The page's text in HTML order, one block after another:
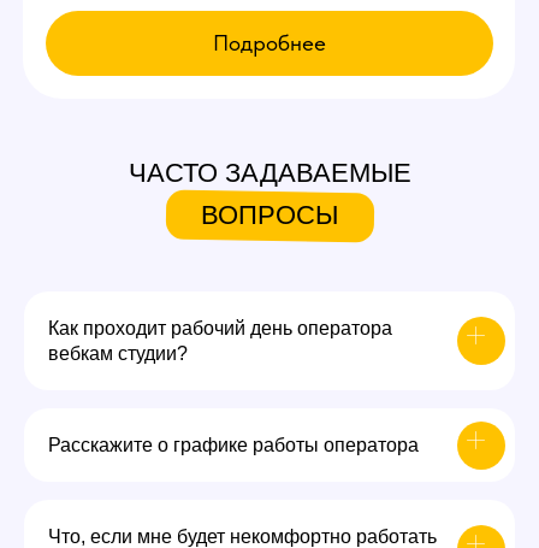
ЧАСТО ЗАДАВАЕМЫЕ
ВОПРОСЫ
Как проходит рабочий день оператора
вебкам студии?
Расскажите о графике работы оператора
Что, если мне будет некомфортно работать